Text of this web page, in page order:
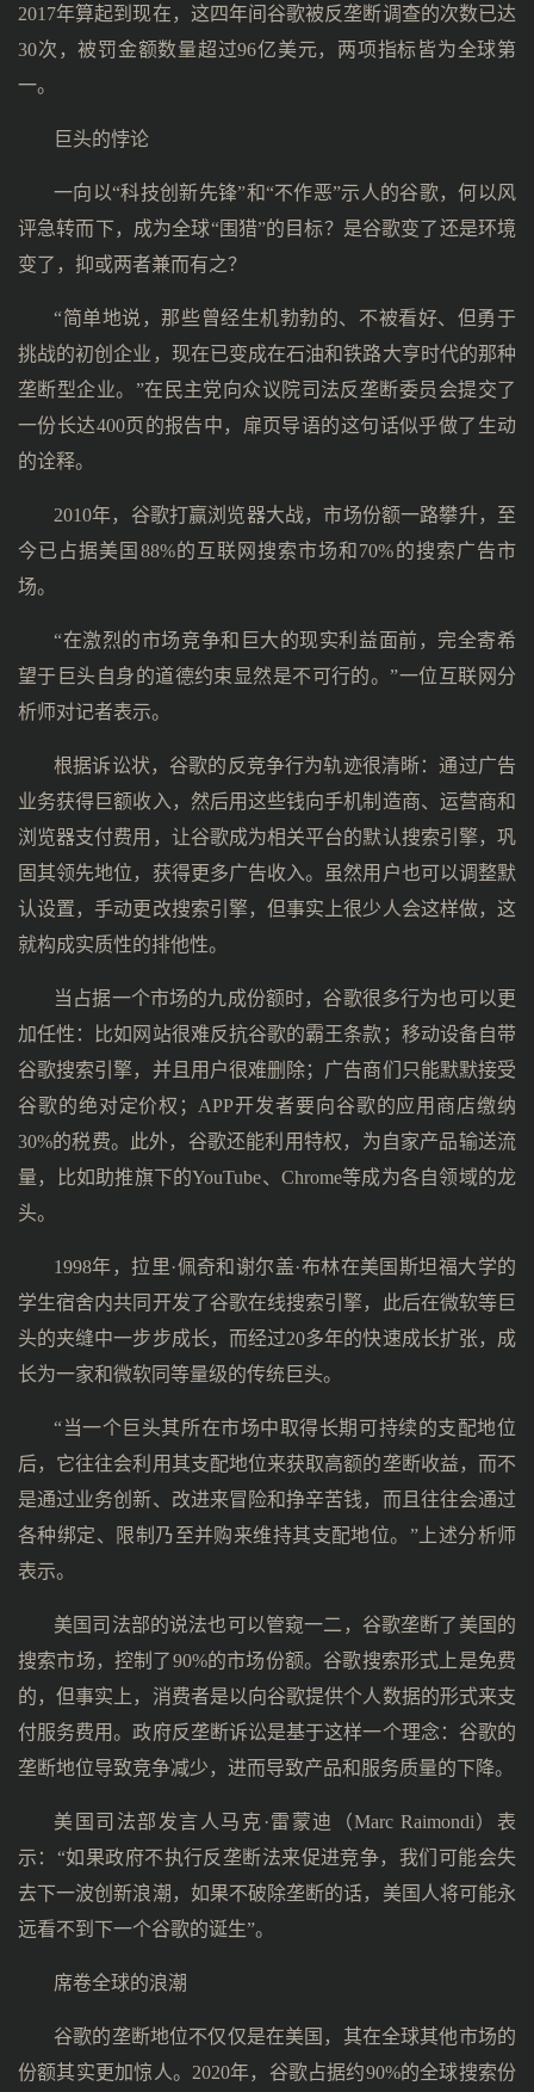
2017年算起到现在，这四年间谷歌被反垄断调查的次数已达
30次，被罚金额数量超过96亿美元，两项指标皆为全球第
一。
巨头的悖论
一向以“科技创新先锋”和“不作恶”示人的谷歌，何以风
评急转而下，成为全球“围猎”的目标？是谷歌变了还是环境
变了，抑或两者兼而有之？
“简单地说，那些曾经生机勃勃的、不被看好、但勇于
挑战的初创企业，现在已变成在石油和铁路大亨时代的那种
垄断型企业。”在民主党向众议院司法反垄断委员会提交了
一份长达400页的报告中，扉页导语的这句话似乎做了生动
的诠释。
2010年，谷歌打赢浏览器大战，市场份额一路攀升，至
今已占据美国88%的互联网搜索市场和70%的搜索广告市
场。
“在激烈的市场竞争和巨大的现实利益面前，完全寄希
望于巨头自身的道德约束显然是不可行的。”一位互联网分
析师对记者表示。
根据诉讼状，谷歌的反竞争行为轨迹很清晰：通过广告
业务获得巨额收入，然后用这些钱向手机制造商、运营商和
浏览器支付费用，让谷歌成为相关平台的默认搜索引擎，巩
固其领先地位，获得更多广告收入。虽然用户也可以调整默
认设置，手动更改搜索引擎，但事实上很少人会这样做，这
就构成实质性的排他性。
当占据一个市场的九成份额时，谷歌很多行为也可以更
加任性：比如网站很难反抗谷歌的霸王条款；移动设备自带
谷歌搜索引擎，并且用户很难删除；广告商们只能默默接受
谷歌的绝对定价权；APP开发者要向谷歌的应用商店缴纳
30%的税费。此外，谷歌还能利用特权，为自家产品输送流
量，比如助推旗下的YouTube、Chrome等成为各自领域的龙
头。
1998年，拉里·佩奇和谢尔盖·布林在美国斯坦福大学的
学生宿舍内共同开发了谷歌在线搜索引擎，此后在微软等巨
头的夹缝中一步步成长，而经过20多年的快速成长扩张，成
长为一家和微软同等量级的传统巨头。
“当一个巨头其所在市场中取得长期可持续的支配地位
后，它往往会利用其支配地位来获取高额的垄断收益，而不
是通过业务创新、改进来冒险和挣辛苦钱，而且往往会通过
各种绑定、限制乃至并购来维持其支配地位。”上述分析师
表示。
美国司法部的说法也可以管窥一二，谷歌垄断了美国的
搜索市场，控制了90%的市场份额。谷歌搜索形式上是免费
的，但事实上，消费者是以向谷歌提供个人数据的形式来支
付服务费用。政府反垄断诉讼是基于这样一个理念：谷歌的
垄断地位导致竞争减少，进而导致产品和服务质量的下降。
美国司法部发言人马克·雷蒙迪（Marc Raimondi）表
示：“如果政府不执行反垄断法来促进竞争，我们可能会失
去下一波创新浪潮，如果不破除垄断的话，美国人将可能永
远看不到下一个谷歌的诞生”。
席卷全球的浪潮
谷歌的垄断地位不仅仅是在美国，其在全球其他市场的
份额其实更加惊人。2020年，谷歌占据约90%的全球搜索份